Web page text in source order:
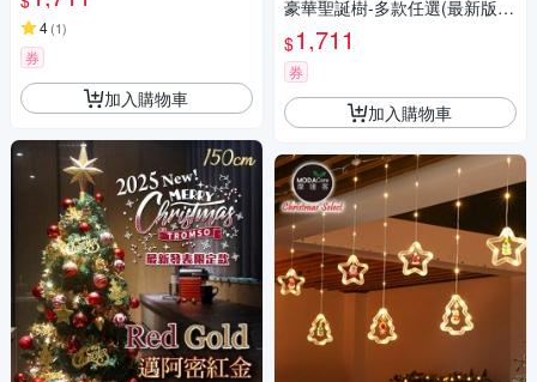
送燈串)
4(1)
券
加入購物車
豪華聖誕樹-多款任選(最新版含
滿樹豪華掛飾+贈送燈串)
$1,711
券
加入購物車